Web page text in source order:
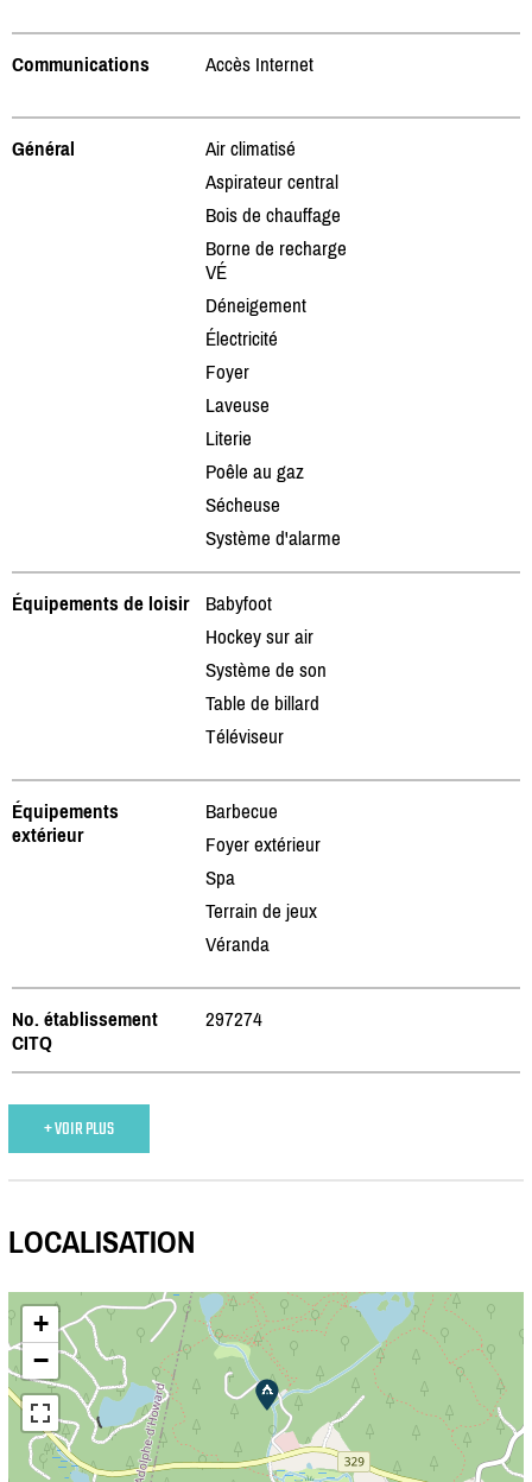
Communications Accès Internet
Général
Air climatisé
Aspirateur central
Bois de chauffage
Borne de recharge
VÉ
Déneigement
Électricité
Foyer
Laveuse
Literie
Poêle au gaz
Sécheuse
Système d'alarme
Équipements de loisir
Babyfoot
Hockey sur air
Système de son
Table de billard
Téléviseur
Équipements
extérieur
Barbecue
Foyer extérieur
Spa
Terrain de jeux
Véranda
No. établissement
CITQ
297274
+ VOIR PLUS
LOCALISATION
+
−